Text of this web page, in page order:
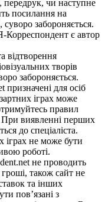
передрук, чи наступне
посилання на
забороняється.
Корреспондент є автор
відтворення
творів
забороняється.
призначені для осіб
іграх може
правил
При виявленні перших
до спеціаліста.
іграх не може бути
роботі.
не проводить
гроші, також сайт не
та інших
пов’язані з